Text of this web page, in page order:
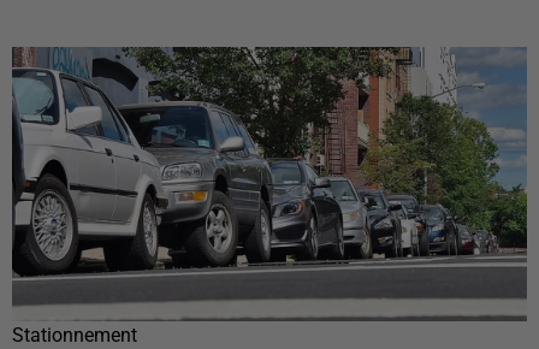
Stationnement